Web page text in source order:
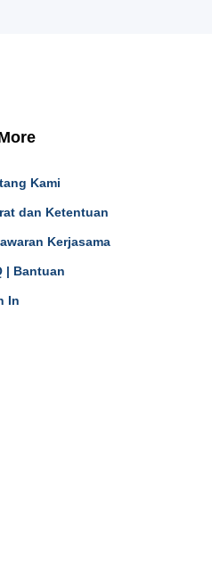
Kami
dan Ketentuan
Kerjasama
| Bantuan
In